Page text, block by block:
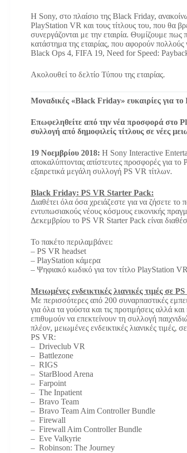
Η Sony, στo πλαίσιo της Black Friday,
PlayStation VR και τους τίτλους του, που θα
συνεργάζονται με την εταιρία. Θυμίζουμε
κατάστημα της εταιρίας, που αφορούν
Black Ops 4, FIFA 19, Need for Speed:
Ακολουθεί το δελτίο Τύπου της εταιρίας.
Μοναδικές «Black Friday» ευκαιρίες για
Επωφεληθείτε από την νέα προσφορά στο
συλλογή από δημοφιλείς τίτλους σε νέες
19 Νοεμβρίου 2018: Η Sony Interactive
αποκαλύπτοντας απίστευτες προσφορές για
εξαιρετικά μεγάλη συλλογή PS VR τίτλων.
Black Friday: PS VR Starter Pack:
Διαθέτει όλα όσα χρειάζεστε για να ζήσετε το
εντυπωσιακούς νέους κόσμους εικονικής
Δεκεμβρίου το PS VR Starter Pack είναι
Το πακέτο περιλαμβάνει:
– PS VR headset
– PlayStation κάμερα
– Ψηφιακό κωδικό για τον τίτλο PlayStation
Μειωμένες ενδεικτικές λιανικές τιμές σε
Με περισσότερες από 200 συναρπαστικές
για όλα τα γούστα και τις προτιμήσεις αλλά
επιθυμούν να επεκτείνουν τη συλλογή
πλέον, μειωμένες ενδεικτικές λιανικές τιμές,
PS VR:
– Driveclub VR
– Battlezone
– RIGS
– StarBlood Arena
– Farpoint
– The Inpatient
– Bravo Team
– Bravo Team Aim Controller Bundle
– Firewall
– Firewall Aim Controller Bundle
– Eve Valkyrie
– Robinson: The Journey